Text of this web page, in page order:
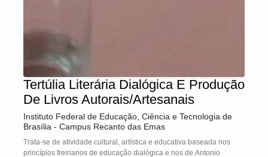
Tertúlia Literária Dialógica E Produção
De Livros Autorais/Artesanais
Instituto Federal de Educação, Ciência e Tecnologia de
Brasília - Campus Recanto das Emas
Trata-se de atividade cultural, artística e educativa baseada nos
princípios freirianos de educação dialógica e nos de Antonio